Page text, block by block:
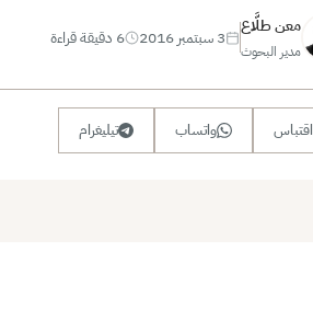
معن طلَّاع
مدير البحوث
3 سبتمبر 2016 6 دقيقة قراءة
اقتباس واتساب تيليغرام